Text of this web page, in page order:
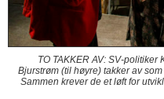
TO TAKKER AV: SV-
Bjurstrøm (til høyre) takker av
Sammen krever de et løft for